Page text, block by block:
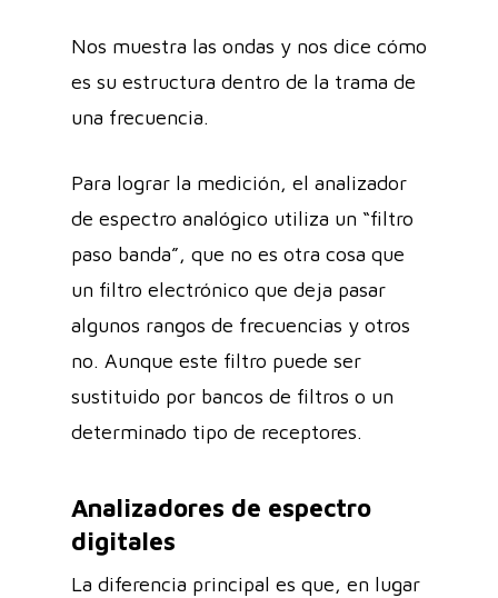
Nos muestra las ondas y nos dice cómo
es su estructura dentro de la trama de
una frecuencia.
Para lograr la medición, el analizador
de espectro analógico utiliza un “filtro
paso banda”, que no es otra cosa que
un filtro electrónico que deja pasar
algunos rangos de frecuencias y otros
no. Aunque este filtro puede ser
sustituido por bancos de filtros o un
determinado tipo de receptores.
Analizadores de espectro
digitales
La diferencia principal es que, en lugar